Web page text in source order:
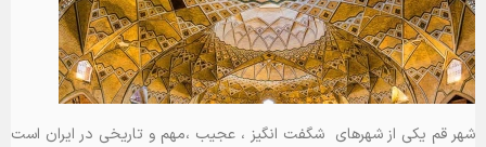
شهر قم یکی از شهرهای شگفت انگیز ، عجیب ،مهم و تاریخی در ایران است